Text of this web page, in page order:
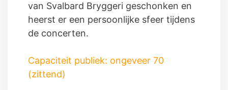
van Svalbard Bryggeri geschonken en
heerst er een persoonlijke sfeer tijdens
de concerten.
Capaciteit publiek: ongeveer 70
(zittend)